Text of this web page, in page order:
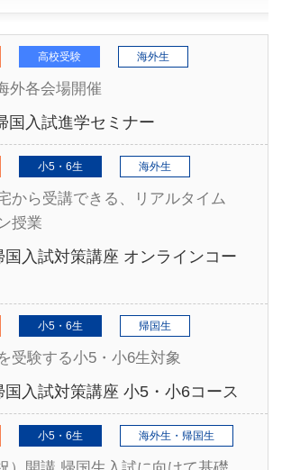
高校受験 海外生
外各会場開催
国入試進学セミナー
小5・6生 海外生
から受講できる、リアルタイム
授業
国入試対策講座 オンラインコー
小5・6生 帰国生
受験する小5・小6生対象
国入試対策講座 小5・小6コース
小5・6生 海外生・帰国生